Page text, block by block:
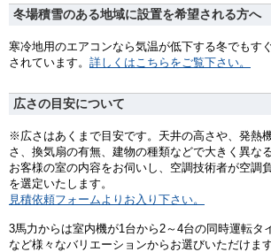
冬場積雪のある地域に設置を希望される方へ
寒冷地用のエアコンなら気温が低下する冬でもす
されています。 詳しくはこちらをご覧下さい。
広さの目安について
※広さはあくまで目安です。天井の高さや、発熱
さ、換気扇の有無、建物の種類などで大きく異な
お客様の室の内容をお伺いし、空調技術者が空調
を選定いたします。
見積依頼フォームよりお入り下さい。
3馬力からは室内機が1台から2～4台の同時運転タ
など様々なバリエーションからお選びいただけます